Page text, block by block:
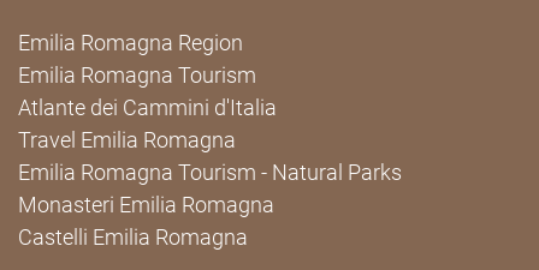
Emilia Romagna Region
Emilia Romagna Tourism
Atlante dei Cammini d'Italia
Travel Emilia Romagna
Emilia Romagna Tourism - Natural Parks
Monasteri Emilia Romagna
Castelli Emilia Romagna